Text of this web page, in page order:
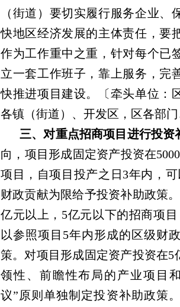
（街道）要切实履行服务企业
快地区经济发展的主体责任，要
作为工作重中之重，针对每个已
立一套工作班子，靠上服务，完
快推进项目建设。〔牵头单位：
各镇（街道）、开发区，区各部
三、对重点招商项目进行投资
向，项目形成固定资产投资在
项目，自项目投产之日3年内，
财政贡献为限给予投资补助政策
亿元以上，5亿元以下的招商项
以参照项目5年内形成的区级财
策。对项目形成固定资产投资在
领性、前瞻性布局的产业项目
议”原则单独制定投资补助政策